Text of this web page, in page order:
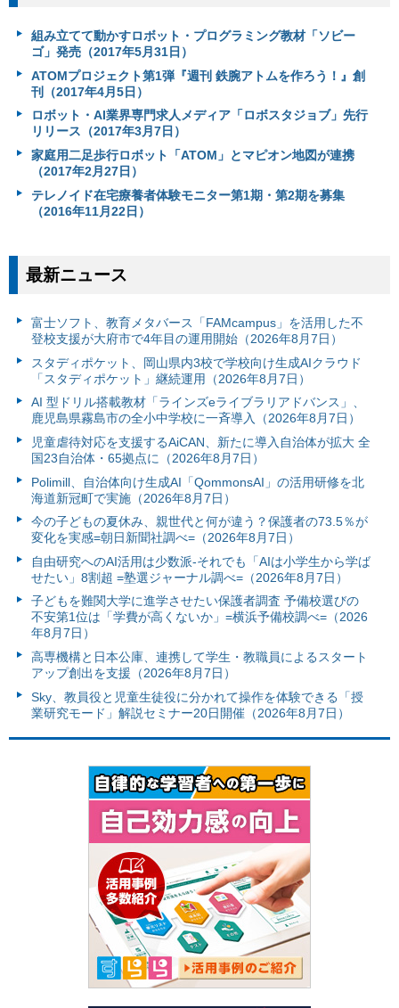
組み立てて動かすロボット・プログラミング教材「ソビー
ゴ」発売（2017年5月31日）
ATOMプロジェクト第1弾『週刊 鉄腕アトムを作ろう！』創
刊（2017年4月5日）
ロボット・AI業界専門求人メディア「ロボスタジョブ」先行
リリース（2017年3月7日）
家庭用二足歩行ロボット「ATOM」とマピオン地図が連携
（2017年2月27日）
テレノイド在宅療養者体験モニター第1期・第2期を募集
（2016年11月22日）
最新ニュース
富⼠ソフト、教育メタバース「FAMcampus」を活用した不
登校支援が大府市で4年目の運用開始（2026年8月7日）
スタディポケット、岡山県内3校で学校向け生成AIクラウド
「スタディポケット」継続運用（2026年8月7日）
AI 型ドリル搭載教材「ラインズeライブラリアドバンス」、
鹿児島県霧島市の全小中学校に一斉導入（2026年8月7日）
児童虐待対応を支援するAiCAN、新たに導入自治体が拡大 全
国23自治体・65拠点に（2026年8月7日）
Polimill、自治体向け生成AI「QommonsAI」の活用研修を北
海道新冠町で実施（2026年8月7日）
今の子どもの夏休み、親世代と何が違う？保護者の73.5％が
変化を実感=朝日新聞社調べ=（2026年8月7日）
自由研究へのAI活用は少数派-それでも「AIは小学生から学ば
せたい」8割超 =塾選ジャーナル調べ=（2026年8月7日）
子どもを難関大学に進学させたい保護者調査 予備校選びの
不安第1位は「学費が高くないか」=横浜予備校調べ=（2026
年8月7日）
高専機構と日本公庫、連携して学生・教職員によるスタート
アップ創出を支援（2026年8月7日）
Sky、教員役と児童生徒役に分かれて操作を体験できる「授
業研究モード」解説セミナー20日開催（2026年8月7日）